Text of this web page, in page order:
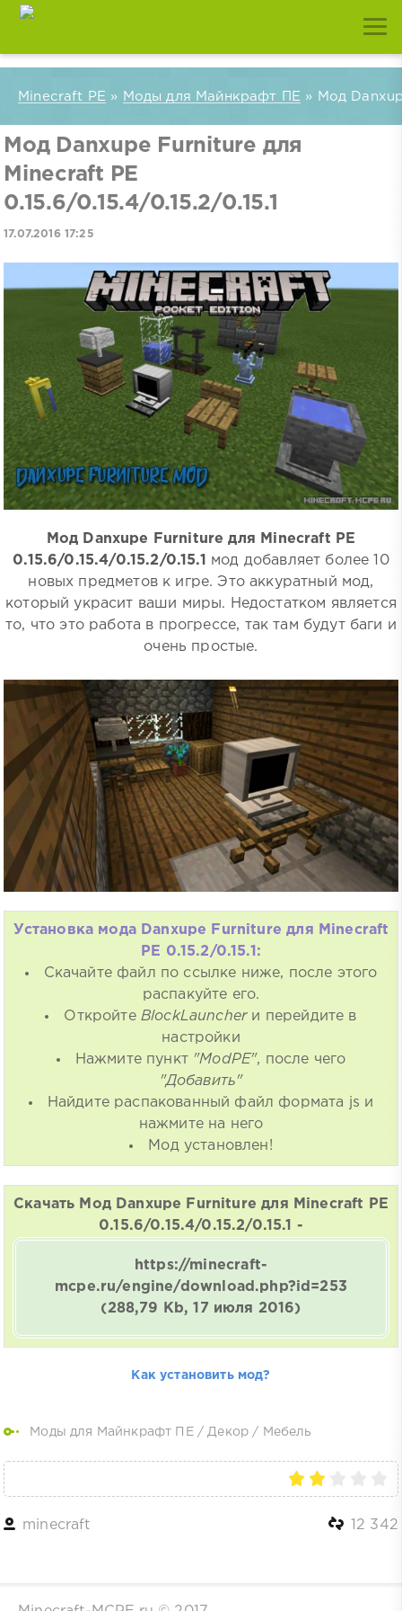
Minecraft PE » Моды для Майнкрафт ПЕ » Мод
Мод Danxupe Furniture для
Minecraft PE
0.15.6/0.15.4/0.15.2/0.15.1
17.07.2016 17:25
Мод Danxupe Furniture для Minecraft PE
0.15.6/0.15.4/0.15.2/0.15.1
мод добавляет более 10
новых предметов к игре. Это аккуратный мод,
который украсит ваши миры. Недостатком является
то, что это работа в прогрессе, так там будут баги и
очень простые.
Установка мода Danxupe Furniture для Minecraft
PE 0.15.2/0.15.1:
Скачайте файл по ссылке ниже, после этого
распакуйте его.
Откройте BlockLauncherи перейдите в
настройки
Нажмите пункт "ModPE", после чего
"Добавить"
Найдите распакованный файл формата js и
нажмите на него
Мод установлен!
Скачать Мод Danxupe Furniture для Minecraft PE
0.15.6/0.15.4/0.15.2/0.15.1 -
https://minecraft-
mcpe.ru/engine/download.php?id=253
(288,79 Kb, 17 июля 2016)
Как установить мод?
Моды для Майнкрафт ПЕ / Декор / Мебель
minecraft 12 342